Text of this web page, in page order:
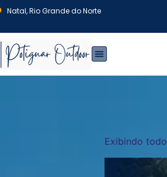
Natal, Rio Grande do Norte
Exibindo